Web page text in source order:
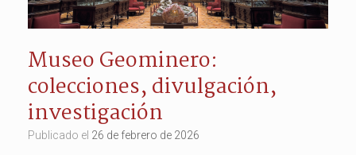
Museo Geominero:
colecciones, divulgación,
investigación
Publicado el 26 de febrero de 2026